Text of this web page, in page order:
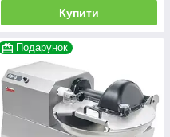
Купити
Подарунок